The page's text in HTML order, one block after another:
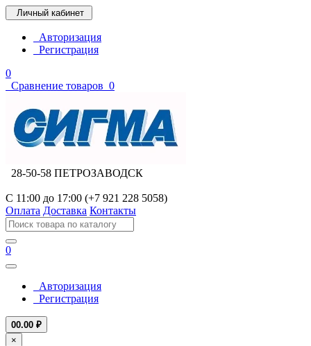
Личный кабинет
Авторизация
Регистрация
0
Сравнение товаров 0
28-50-58 ПЕТРОЗАВОДСК
С 11:00 до 17:00 (+7 921 228 5058)
Оплата Доставка Контакты
0
Авторизация
Регистрация
00.00 ₽
×